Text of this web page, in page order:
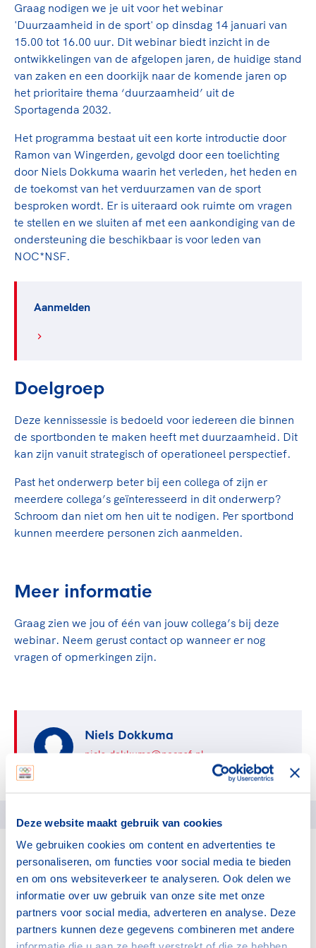
Deze website maakt gebruik van cookies
We gebruiken cookies om content en advertenties te
personaliseren, om functies voor social media te bieden
en om ons websiteverkeer te analyseren. Ook delen we
informatie over uw gebruik van onze site met onze
partners voor social media, adverteren en analyse. Deze
partners kunnen deze gegevens combineren met andere
Sportonderzoek
Sportakkoord II
Game Changer
TeamNL kids
Olympische geschiedenis
Nieuwspagina
Columns
een rondje fietsen, door samen te skaten of naar
Groot en het Nederlands Elftal. Of met trots te
genieten van de karatewedstrijd van je dochter,
de halve marathon van je moeder of de
hockeywedstrijd van je buurjongen.
Veilige en integere sport
Diversiteit en inclusie
Gezonde sportomgeving
Duurzaamheid
Bekwaam sportkader
Vitale clubs en bestuurlijk kader
Clubacties
Handboek Wet- en Regelgeving
Opleidingen en trainingen
Beroepskrachten
Samen voor een veilige
sportomgeving
Voor welk gedrag staat de club? Wat mag wel
langs de lijn, in de kleedkamer, kantine en online?
hier richting aan en is dus een belangrijk
onderdeel van het clubbeleid rondom gewenst en
ongewenst gedrag.
TeamNL Academie Kalender
Kennisaanbod TeamNL Experts
TeamNL Sport Science Centre
Paralympische Spelen LA28
Europese Spelen Istanbul 2027
Topsportbeleid
Topsportfinanciering
Maatschappelijke waarde topsport
binnen TeamNL programma's: experts, coaches,
toekomstig kader.
Lees verder
Graag nodigen we je uit voor het webinar
'Duurzaamheid in de sport' op dinsdag 14 januari van
15.00 tot 16.00 uur. Dit webinar biedt inzicht in de
ontwikkelingen van de afgelopen jaren, de huidige stand
van zaken en een doorkijk naar de komende jaren op
het prioritaire thema ‘duurzaamheid’ uit de
Sportagenda 2032.
Het programma bestaat uit een korte introductie door
Ramon van Wingerden, gevolgd door een toelichting
door Niels Dokkuma waarin het verleden, het heden en
de toekomst van het verduurzamen van de sport
besproken wordt. Er is uiteraard ook ruimte om vragen
te stellen en we sluiten af met een aankondiging van de
ondersteuning die beschikbaar is voor leden van
NOC*NSF.
Aanmelden
Doelgroep
Deze kennissessie is bedoeld voor iedereen die binnen
de sportbonden te maken heeft met duurzaamheid. Dit
kan zijn vanuit strategisch of operationeel perspectief.
Past het onderwerp beter bij een collega of zijn er
meerdere collega’s geïnteresseerd in dit onderwerp?
Schroom dan niet om hen uit te nodigen. Per sportbond
kunnen meerdere personen zich aanmelden.
Meer informatie
Graag zien we jou of één van jouw collega’s bij deze
webinar. Neem gerust contact op wanneer er nog
vragen of opmerkingen zijn.
Niels Dokkuma
niels.dokkuma@nocnsf.nl